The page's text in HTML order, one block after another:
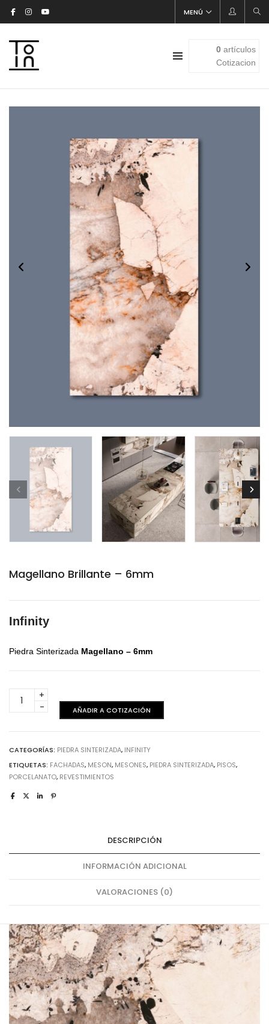
MENÚ
0artículos
Cotizacion
Magellano Brillante – 6mm
Infinity
Piedra Sinterizada Magellano – 6mm
Magellano
Brillante
cantidad
AÑADIR A COTIZACIÓN
CATEGORÍAS: PIEDRA SINTERIZADA, INFINITY
ETIQUETAS: FACHADAS, MESON, MESONES, PIEDRA SINTERIZADA, PISOS,
PORCELANATO, REVESTIMIENTOS
DESCRIPCIÓN
INFORMACIÓN ADICIONAL
VALORACIONES (0)